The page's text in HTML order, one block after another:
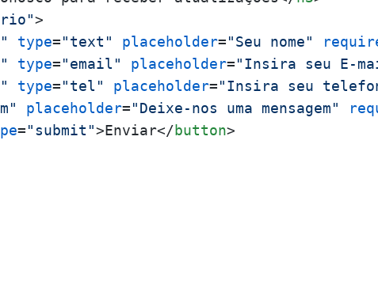
>
type="text" placeholder="Seu nome"
type="email" placeholder="Insira seu E-
type="tel" placeholder="Insira seu
placeholder="Deixe-nos uma mensagem"
="submit">Enviar</button>